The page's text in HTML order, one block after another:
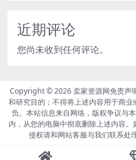
近期评论
您尚未收到任何评论。
Copyright © 2026卖家资源网免责声
和研究目的；不得将上述内容用于商
负。本站信息来自网络，版权争议与
内，从您的电脑中彻底删除上述内容
侵权请和网站客服与我们联系